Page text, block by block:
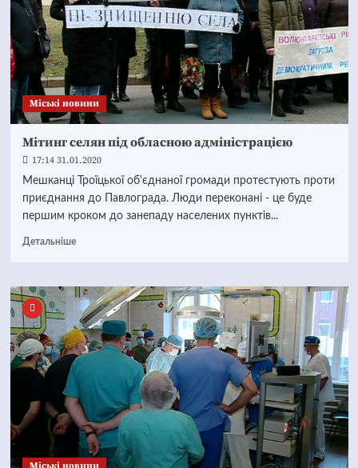
Mіські новини
Мітинг селян під обласною адміністрацією
17:14 31.01.2020
Мешканці Троїцької об'єднаної громади протестують проти
приєднання до Павлограда. Люди переконані - це буде
першим кроком до занепаду населених пунктів...
Детальніше